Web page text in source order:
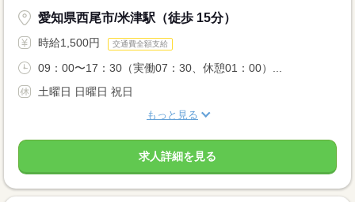
愛知県西尾市/米津駅（徒歩 15分）
時給1,500円 交通費全額支給
09：00〜17：30（実働07：30、休憩01：00）...
土曜日 日曜日 祝日
もっと見る
求人詳細を見る